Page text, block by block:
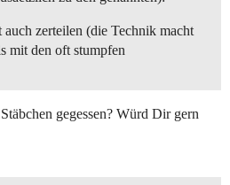
zerteilen (die Technik macht
mit den oft stumpfen
gegessen? Würd Dir gern